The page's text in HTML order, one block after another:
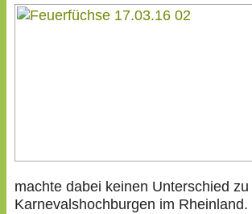
machte dabei keinen Unterschied
Karnevalshochburgen im Rheinland.